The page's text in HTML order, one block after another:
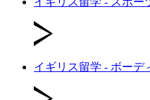
イギリス留学 - ボーデ